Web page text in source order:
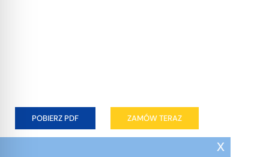
x
POBIERZ PDF ZAMÓW TERAZ